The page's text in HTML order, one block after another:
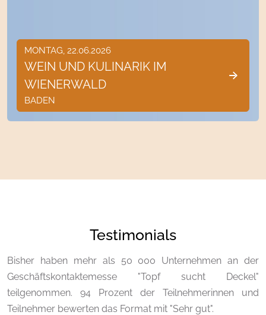
MONTAG, 22.06.2026
WEIN UND KULINARIK IM
WIENERWALD
BADEN
Testimonials
Bisher haben mehr als 50 000 Unternehmen an der
Geschäftskontaktemesse "Topf sucht Deckel"
teilgenommen. 94 Prozent der Teilnehmerinnen und
Teilnehmer bewerten das Format mit "Sehr gut".